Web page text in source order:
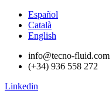
Español
Català
English
info@tecno-fluid.com
(+34) 936 558 272
Linkedin